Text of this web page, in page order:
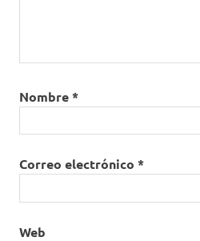
Nombre*
Correo electrónico *
Web